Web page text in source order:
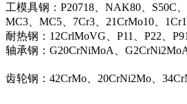
工模具钢：P20718、NAK80、S50C
MC3、MC5、7Cr3、21CrMo10、
耐热钢：12CrlMoVG、P11、P22、
轴承钢：G20CrNiMoA、
齿轮钢：42CrMo、20CrNi2Mo、